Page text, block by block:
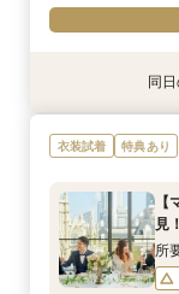
特典あり
8/13(木)
＼
つ
特典あり
8/13(木)
【
見
特典あり
8/13(木)
【
挙
特典あり
8/13(木)
【
式
特典あり
8/13(木)
【
ラ
特典あり
8/13(木)
【
式
特典あり
8/13(木)
【
約
同
衣装試着 特典あり
見
所